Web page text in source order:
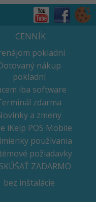
CENNÍK
pokladní
nákup
pokladní
iba software
zdarma
a zmeny
iKelp POS Mobile
používania
požiadavky
ZADARMO
bez inštalácie